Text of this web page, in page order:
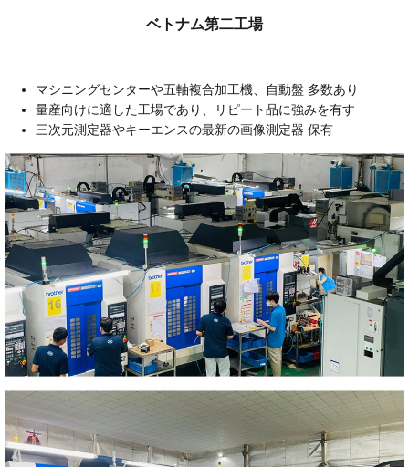
ベトナム第二工場
マシニングセンターや五軸複合加工機、自動盤 多数あり
量産向けに適した工場であり、リピート品に強みを有す
三次元測定器やキーエンスの最新の画像測定器 保有